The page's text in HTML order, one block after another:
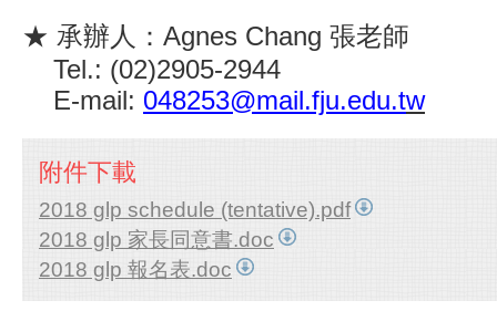
★ 承辦人：Agnes Chang 張老師
Tel.: (02)2905-2944
E-mail: 048253@mail.fju.edu.tw
附件下載
2018 glp schedule (tentative).pdf
2018 glp 家長同意書.doc
2018 glp 報名表.doc